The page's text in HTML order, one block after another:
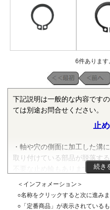
6件ありま
下記説明は一般的な内容です
ては別途お問合せください。
止
・軸や穴の側面に加工した溝
取り付けている部品が脱落す
不要な止め輪もあります。止
C形止め輪
続き
＜インフォメーション＞
○名称をクリックすると次に進みま
○「定番商品」が表示されている